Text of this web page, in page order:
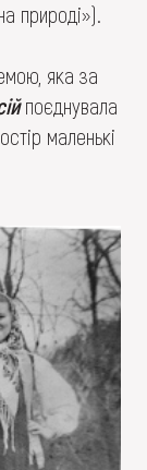
природі»).
яка за
поєднувала
маленькі